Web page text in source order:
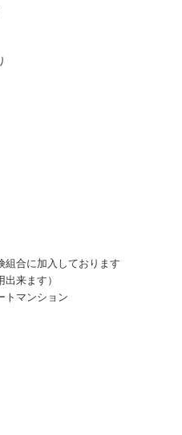
組合に加入しております
来ます）
トマンション